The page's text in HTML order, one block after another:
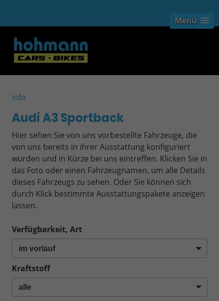
Menü
info
Audi A3 Sportback
Hier sehen Sie von uns vorbestellte Fahrzeuge, die
von uns bereits in ihrer Ausstattung konfiguriert
wurden und in Kürze bei uns eintreffen. Klicken Sie in
das Foto oder einen Fahrzeugnamen, um alle Details
dieses Fahrzeugs zu sehen. Oder Sie können sich
durch Klick bestimmte Ausstattungspakete anzeigen
lassen.
Verfügbarkeit, Art
Kraftstoff